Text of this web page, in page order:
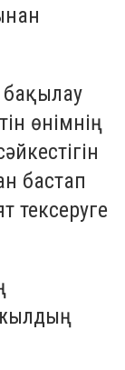
бақылау
өнімнің
бастап
тексеруге